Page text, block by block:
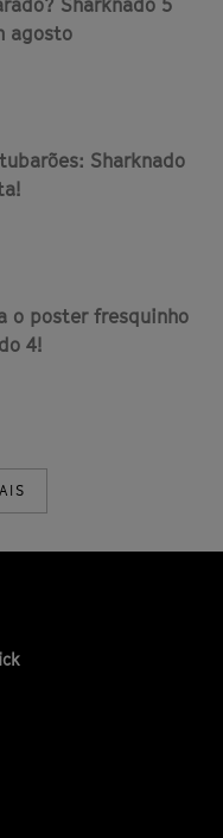
agosto
Sharknado
o poster fresquinho
4!